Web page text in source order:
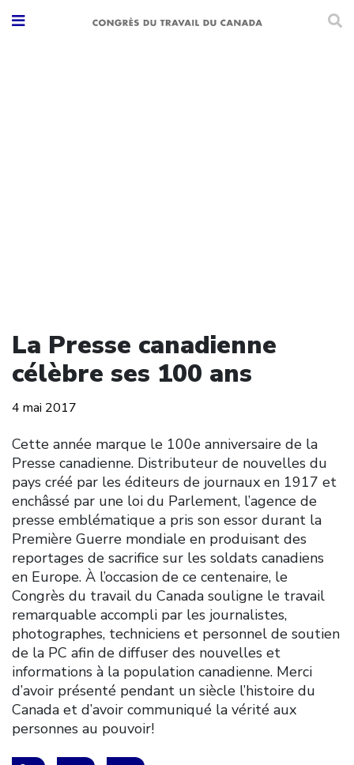
La Presse canadienne
célèbre ses 100 ans
4 mai 2017
Cette année marque le 100e anniversaire de la
Presse canadienne. Distributeur de nouvelles du
pays créé par les éditeurs de journaux en 1917 et
enchâssé par une loi du Parlement, l’agence de
presse emblématique a pris son essor durant la
Première Guerre mondiale en produisant des
reportages de sacrifice sur les soldats canadiens
en Europe. À l’occasion de ce centenaire, le
Congrès du travail du Canada souligne le travail
remarquable accompli par les journalistes,
photographes, techniciens et personnel de soutien
de la PC afin de diffuser des nouvelles et
informations à la population canadienne. Merci
d’avoir présenté pendant un siècle l’histoire du
Canada et d’avoir communiqué la vérité aux
personnes au pouvoir!